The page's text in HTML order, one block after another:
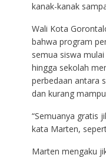
kanak-kanak
Wali Kota
bahwa program
semua siswa
hingga sekolah
perbedaan antara
dan kurang
“Semuanya gratis
kata Marten,
Marten mengaku